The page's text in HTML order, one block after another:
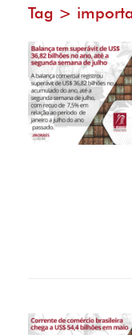
Tag >